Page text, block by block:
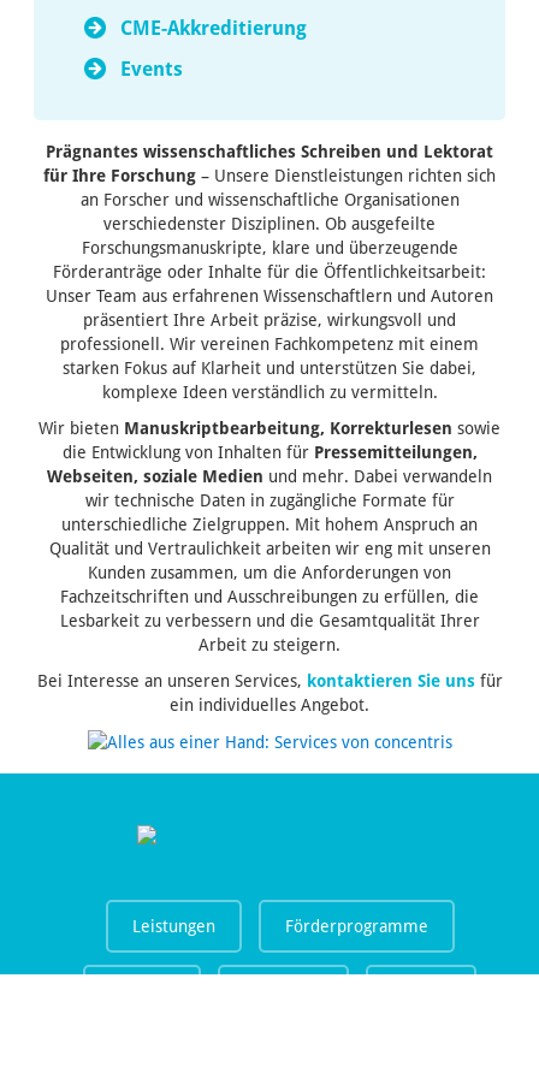
CME-Akkreditierung
Events
Prägnantes wissenschaftliches Schreiben und Lektorat
für Ihre Forschung – Unsere Dienstleistungen richten sich
an Forscher und wissenschaftliche Organisationen
verschiedenster Disziplinen. Ob ausgefeilte
Forschungsmanuskripte, klare und überzeugende
Förderanträge oder Inhalte für die Öffentlichkeitsarbeit:
Unser Team aus erfahrenen Wissenschaftlern und Autoren
präsentiert Ihre Arbeit präzise, wirkungsvoll und
professionell. Wir vereinen Fachkompetenz mit einem
starken Fokus auf Klarheit und unterstützen Sie dabei,
komplexe Ideen verständlich zu vermitteln.
Wir bieten Manuskriptbearbeitung, Korrekturlesen sowie
die Entwicklung von Inhalten für Pressemitteilungen,
Webseiten, soziale Medien und mehr. Dabei verwandeln
wir technische Daten in zugängliche Formate für
unterschiedliche Zielgruppen. Mit hohem Anspruch an
Qualität und Vertraulichkeit arbeiten wir eng mit unseren
Kunden zusammen, um die Anforderungen von
Fachzeitschriften und Ausschreibungen zu erfüllen, die
Lesbarkeit zu verbessern und die Gesamtqualität Ihrer
Arbeit zu steigern.
Bei Interesse an unseren Services, kontaktieren Sie unsfür
ein individuelles Angebot.
Leistungen Förderprogramme